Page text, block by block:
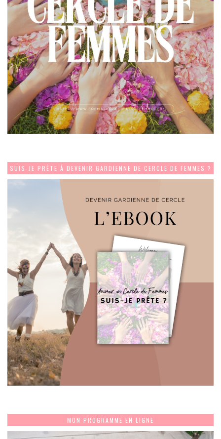
SUIS-JE PRÊTE À DEVENIR GARDIENNE DE CERCLE DE FEMMES ?
MON PROGRAMME EN LIGNE